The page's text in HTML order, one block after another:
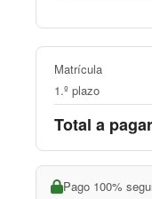
Matrícula
1.º plazo
Total a
Pago 100%